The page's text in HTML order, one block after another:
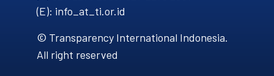
(E): info_at_ti.or.id
© Transparency International Indonesia.
All right reserved